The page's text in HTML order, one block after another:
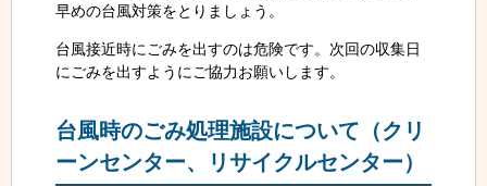
早めの台風対策をとりましょう。
台風接近時にごみを出すのは危険です。次回の収集日
にごみを出すようにご協力お願いします。
台風時のごみ処理施設について（クリ
ーンセンター、リサイクルセンター）